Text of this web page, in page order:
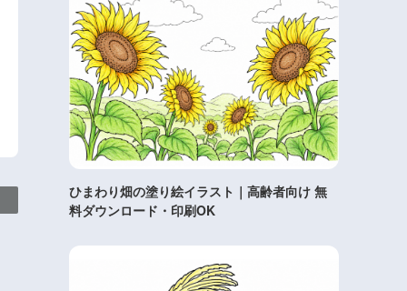
ひまわり畑の塗り絵イラスト｜高齢者向け 無
料ダウンロード・印刷OK